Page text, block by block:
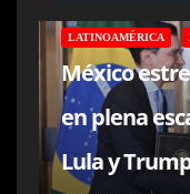
LATINOAMÉRICA
México
en plena
Lula y